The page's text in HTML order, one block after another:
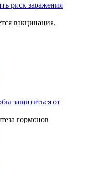
риск заражения
вакцинация.
защититься от
гормонов